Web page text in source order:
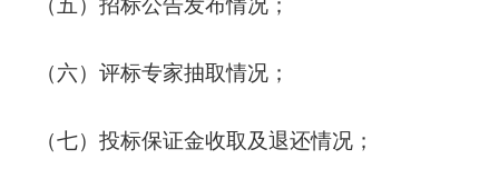
（五）招标公告发布情况；
（六）评标专家抽取情况；
（七）投标保证金收取及退还情况；